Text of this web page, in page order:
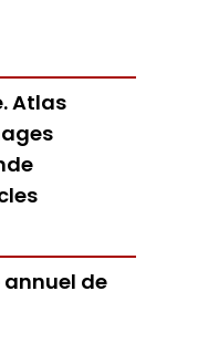
Atlas
annuel de